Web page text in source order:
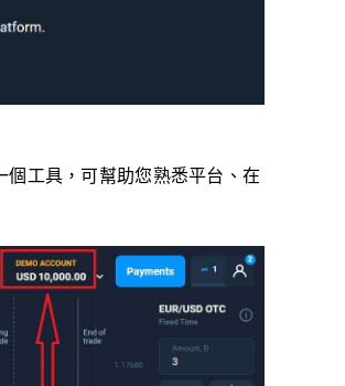
工具，可幫助您熟悉平台、在